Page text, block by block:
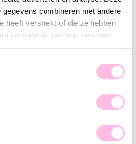
gegevens combineren met andere
heeft verstrekt of die ze hebben
uw gebruik van hun services.
Feature SKU
is perfect for casual wear, but
Mix & Match our different
own perfect arm candy!
in multiple color variations.